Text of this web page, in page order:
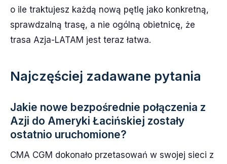
o ile traktujesz każdą nową pętlę jako konkretną,
sprawdzalną trasę, a nie ogólną obietnicę, że
trasa Azja-LATAM jest teraz łatwa.
Najczęściej zadawane pytania
Jakie nowe bezpośrednie połączenia z
Azji do Ameryki Łacińskiej zostały
ostatnio uruchomione?
CMA CGM dokonało przetasowań w swojej sieci z